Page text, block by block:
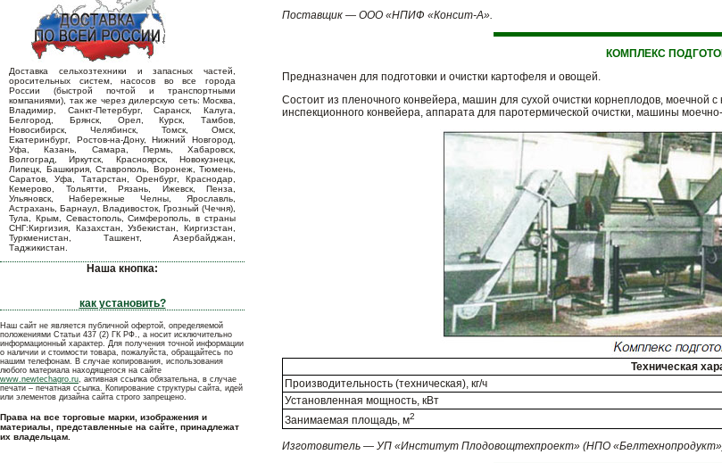
Доставка сельхозтехники и запасных частей,
оросительных систем, насосов во все города
России (быстрой почтой и транспортными
компаниями), так же через дилерскую сеть: Москва,
Владимир, Санкт-Петербург, Саранск, Калуга,
Белгород, Брянск, Орел, Курск, Тамбов,
Новосибирск, Челябинск, Томск, Омск,
Екатеринбург, Ростов-на-Дону, Нижний Новгород,
Уфа, Казань, Самара, Пермь, Хабаровск,
Волгоград, Иркутск, Красноярск, Новокузнецк,
Липецк, Башкирия, Ставрополь, Воронеж, Тюмень,
Саратов, Уфа, Татарстан, Оренбург, Краснодар,
Кемерово, Тольятти, Рязань, Ижевск, Пенза,
Ульяновск, Набережные Челны, Ярославль,
Астрахань, Барнаул, Владивосток, Грозный (Чечня),
Тула, Крым, Севастополь, Симферополь, в страны
СНГ:Киргизия, Казахстан, Узбекистан, Киргизстан,
Туркменистан, Ташкент, Азербайджан,
Таджикистан.
Наша кнопка:
как установить?
Наш сайт не является публичной офертой, определяемой
положениями Статьи 437 (2) ГК РФ., а носит исключительно
информационный характер. Для получения точной информации
о наличии и стоимости товара, пожалуйста, обращайтесь по
нашим телефонам. В случае копирования, использования
любого материала находящегося на сайте
www.newtechagro.ru, активная ссылка обязательна, в случае
печати – печатная ссылка. Копирование структуры сайта, идей
или элементов дизайна сайта строго запрещено.
Права на все торговые марки, изображения и
материалы, представленные на сайте, принадлежат
их владельцам.
Поставщик — ООО «НПИФ «Консит-А».
КОМПЛЕКС
Предназначен для подготовки и очистки картофеля и овощей.
Состоит из пленочного конвейера, машин для сухой очистки корнеплодов,
инспекционного конвейера, аппарата для паротермической очистки, машины
Техническая
Производительность (техническая), кг/ч
Установленная мощность, кВт
Занимаемая площадь, м2
Изготовитель — УП «Институт Плодовощтехпроект» (НПО